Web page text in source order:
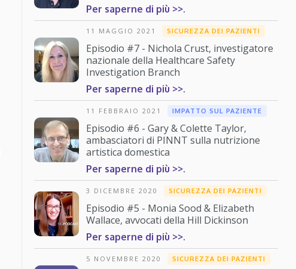
Per saperne di più >>.
11 MAGGIO 2021 SICUREZZA DEI PAZIENTI
Episodio #7 - Nichola Crust, investigatore
nazionale della Healthcare Safety
Investigation Branch
Per saperne di più >>.
11 FEBBRAIO 2021 IMPATTO SUL PAZIENTE
Episodio #6 - Gary & Colette Taylor,
ambasciatori di PINNT sulla nutrizione
artistica domestica
Per saperne di più >>.
3 DICEMBRE 2020 SICUREZZA DEI PAZIENTI
Episodio #5 - Monia Sood & Elizabeth
Wallace, avvocati della Hill Dickinson
Per saperne di più >>.
5 NOVEMBRE 2020 SICUREZZA DEI PAZIENTI